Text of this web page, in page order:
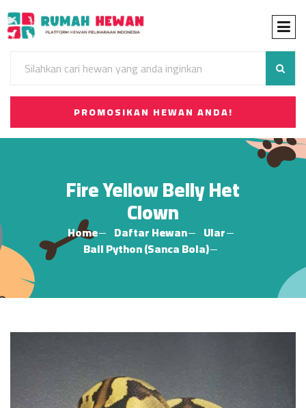
PROMOSIKAN HEWAN ANDA!
Fire Yellow Belly Het
Clown
Home Daftar Hewan
Ular
Ball Python (Sanca Bola)